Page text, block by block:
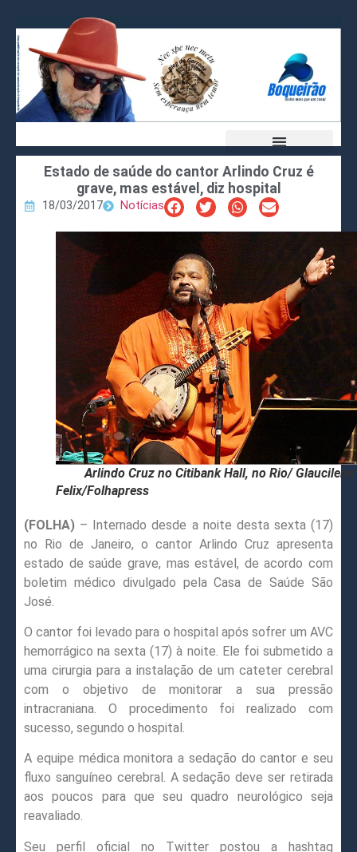
Estado de saúde do cantor Arlindo Cruz é
grave, mas estável, diz hospital
18/03/2017 Notícias
Arlindo Cruz no Citibank Hall, no Rio/ Glaucilene
Felix/Folhapress
(FOLHA) – Internado desde a noite desta sexta (17)
no Rio de Janeiro, o cantor Arlindo Cruz apresenta
estado de saúde grave, mas estável, de acordo com
boletim médico divulgado pela Casa de Saúde São
José.
O cantor foi levado para o hospital após sofrer um AVC
hemorrágico na sexta (17) à noite. Ele foi submetido a
uma cirurgia para a instalação de um cateter cerebral
com o objetivo de monitorar a sua pressão
intracraniana. O procedimento foi realizado com
sucesso, segundo o hospital.
A equipe médica monitora a sedação do cantor e seu
fluxo sanguíneo cerebral. A sedação deve ser retirada
aos poucos para que seu quadro neurológico seja
reavaliado.
Seu perfil oficial no Twitter postou a hashtag